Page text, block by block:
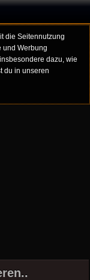
die Seitennutzung
und Werbung
dazu, wie
du in unseren